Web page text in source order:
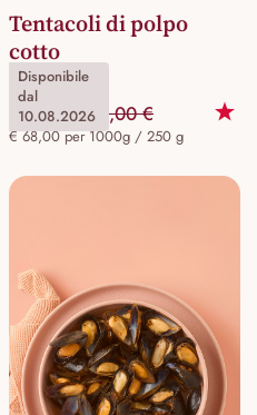
Disponibile
dal
10.08.2026
Tentacoli di polpo
cotto
Art.Nr. 60097
17,00 € 20,00 €
€ 68,00 per 1000g / 250 g